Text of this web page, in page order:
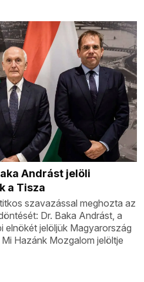
Andrást jelöli
a Tisza
szavazással meghozta az
Dr. Baka Andrást, a
elnökét jelöljük Magyarország
Hazánk Mozgalom jelöltje